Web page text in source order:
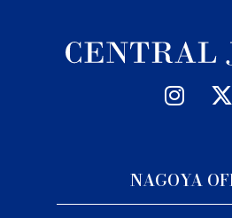
NAGOYA